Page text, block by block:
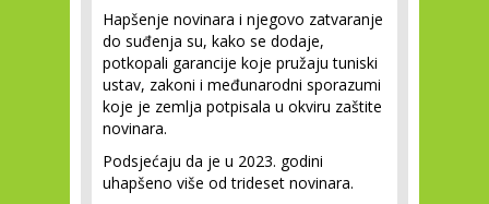
Hapšenje novinara i njegovo zatvaranje
do suđenja su, kako se dodaje,
potkopali garancije koje pružaju tuniski
ustav, zakoni i međunarodni sporazumi
koje je zemlja potpisala u okviru zaštite
novinara.
Podsjećaju da je u 2023. godini
uhapšeno više od trideset novinara.